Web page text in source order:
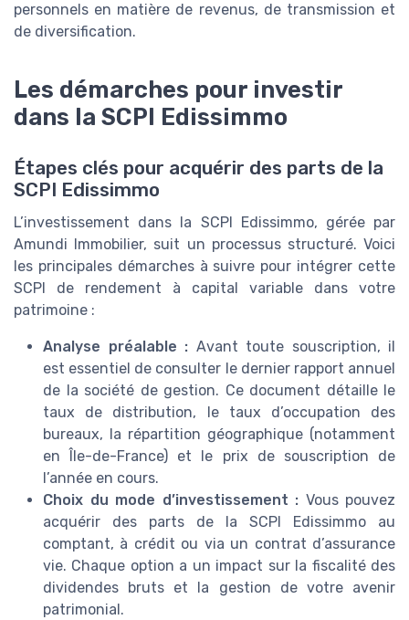
personnels en matière de revenus, de transmission et
de diversification.
Les démarches pour investir
dans la SCPI Edissimmo
Étapes clés pour acquérir des parts de la
SCPI Edissimmo
L’investissement dans la SCPI Edissimmo, gérée par
Amundi Immobilier, suit un processus structuré. Voici
les principales démarches à suivre pour intégrer cette
SCPI de rendement à capital variable dans votre
patrimoine :
Analyse préalable : Avant toute souscription, il
est essentiel de consulter le dernier rapport annuel
de la société de gestion. Ce document détaille le
taux de distribution, le taux d’occupation des
bureaux, la répartition géographique (notamment
en Île-de-France) et le prix de souscription de
l’année en cours.
Choix du mode d’investissement : Vous pouvez
acquérir des parts de la SCPI Edissimmo au
comptant, à crédit ou via un contrat d’assurance
vie. Chaque option a un impact sur la fiscalité des
dividendes bruts et la gestion de votre avenir
patrimonial.